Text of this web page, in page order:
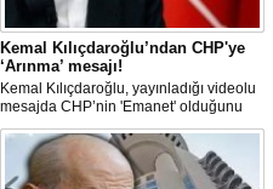
Kemal Kılıçdaroğlu’ndan CHP'ye
‘Arınma’ mesajı!
Kemal Kılıçdaroğlu, yayınladığı videolu
mesajda CHP’nin 'Emanet' olduğunu
vurgulayıp 'Arınma' ve 'İç Muhasebe'
ifadelerini kullandı. Açıklamalarda Parti
içi süreçlere ve Yargı tartışmalarına
doğrudan değinilmemesi dikkat çekti.